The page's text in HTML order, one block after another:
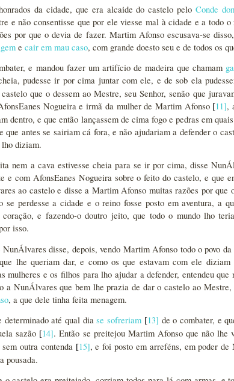
da cidade, que era alcaide do castelo pelo Conde
e não consentisse que por ele viesse mal à cidade e a todo o
por que o devia de fazer. Martim Afonso escusava-se
e cair em mau caso, com grande doesto seu e de todos os
e mandou fazer um artifício de madeira que chamam
pudesse ir por cima juntar com ele, e de sob ela
que o dessem ao Mestre, seu Senhor, senão que
Nogueira e irmã da mulher de Martim Afonso [11],
dentro, e que então lançassem de cima fogo e pedras em
antes se sairiam cá fora, e não ajudariam a defender o
lho diziam.
nem a cava estivesse cheia para se ir por cima, disse
com AfonsEanes Nogueira sobre o feito do castelo, e que
ao castelo e disse a Martim Afonso muitas razões por que
se perdesse a cidade e o reino fosse posto em aventura, a
e fazendo-o doutro jeito, que todo o mundo lho
isso.
disse, depois, vendo Martim Afonso todo o povo
lhe queriam dar, e como os que estavam com ele diziam
mulheres e os filhos para lho ajudar a defender, entendeu
a NunÁlvares que bem lhe prazia de dar o castelo ao
, a que dele tinha feita menagem.
determinado até qual diase sofreriam [13] de o combater, e
sazão [14]. Então se preitejou Martim Afonso que não lhe
outra contenda [15], e foi posto em arreféns, em poder de
pousada.